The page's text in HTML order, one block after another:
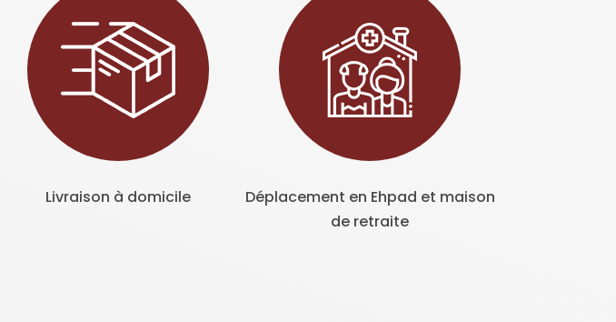
Livraison à domicile
Déplacement en Ehpad et maison
de retraite